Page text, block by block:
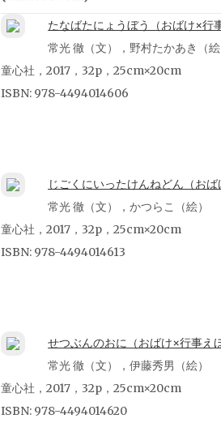
たなばたにょうぼう（おばけ×行
常光 徹（文），野村たかあき（絵
童心社，2017，32p，25cm×20cm
ISBN: 978-4494014606
じごくにいったけんねどん（おば
常光 徹（文），かつらこ（絵）
童心社，2017，32p，25cm×20cm
ISBN: 978-4494014613
せつぶんのおに（おばけ×行事え
常光 徹（文），伊藤秀男（絵）
童心社，2017，32p，25cm×20cm
ISBN: 978-4494014620